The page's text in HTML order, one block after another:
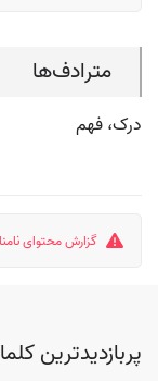
مترادف‌ها
درک، فهم
گزارش محتوای
پربازدیدترین